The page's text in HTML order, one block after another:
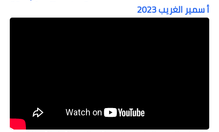
أ سمير الغريب 2023